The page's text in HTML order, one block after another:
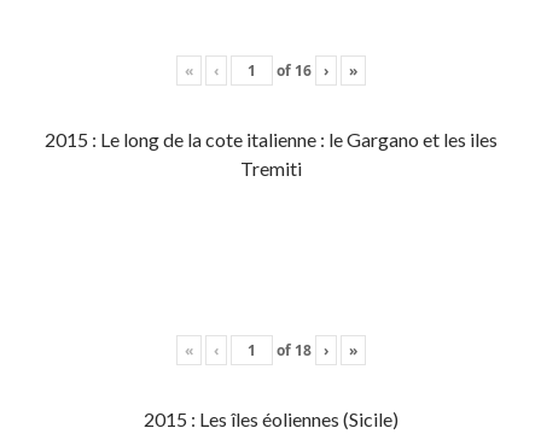
« ‹ of 16 › »
2015 : Le long de la cote italienne : le Gargano et les iles
Tremiti
« ‹ of 18 › »
2015 : Les îles éoliennes (Sicile)